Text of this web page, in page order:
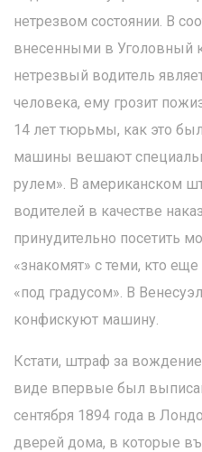
нетрезвом состоянии. В
внесенными в Уголовный
нетрезвый водитель
человека, ему грозит
14 лет тюрьмы, как это
машины вешают
рулем». В американском
водителей в качестве
принудительно посетить
«знакомят» с теми, кто
«под градусом». В
конфискуют машину.
Кстати, штраф за
виде впервые был
сентября 1894 года в
дверей дома, в которые